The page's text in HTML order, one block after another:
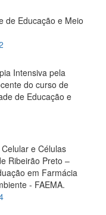
de Educação e Meio
Intensiva pela
do curso de
de Educação e
e Células
Ribeirão Preto –
em Farmácia
- FAEMA.